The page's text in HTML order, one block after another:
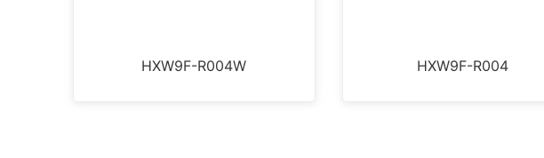
HXW9F-R004W HXW9F-R004